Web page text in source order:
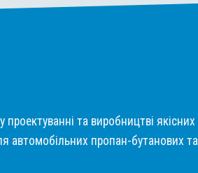
проектуванні та виробництві якісних
автомобільних пропан-бутанових та